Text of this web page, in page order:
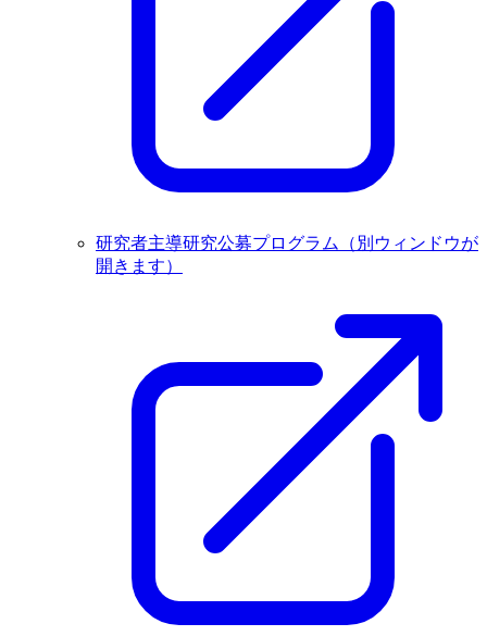
研究者主導研究公募プログラム
（別ウィンドウが
開きます）